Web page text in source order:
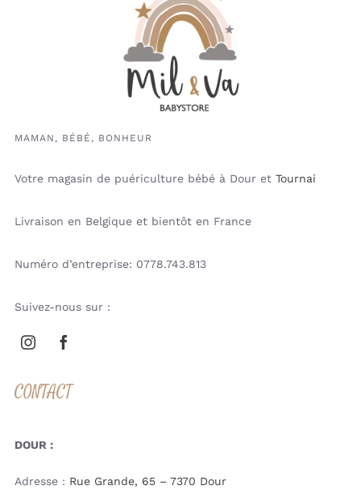
MAMAN, BÉBÉ, BONHEUR
Votre magasin de puériculture bébé à Dour et Tournai
Livraison en Belgique et bientôt en France
Numéro d’entreprise: 0778.743.813
Suivez-nous sur :
CONTACT
DOUR :
Adresse : Rue Grande, 65 – 7370 Dour